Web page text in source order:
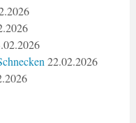
22.02.2026